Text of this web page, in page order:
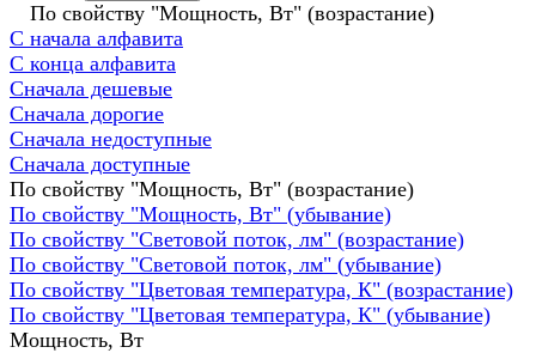
По свойству "Мощность, Вт" (возрастание)
С начала алфавита
С конца алфавита
Сначала дешевые
Сначала дорогие
Сначала недоступные
Сначала доступные
По свойству "Мощность, Вт" (возрастание)
По свойству "Мощность, Вт" (убывание)
По свойству "Световой поток, лм" (возрастание)
По свойству "Световой поток, лм" (убывание)
По свойству "Цветовая температура, К" (возрастание)
По свойству "Цветовая температура, К" (убывание)
Мощность, Вт